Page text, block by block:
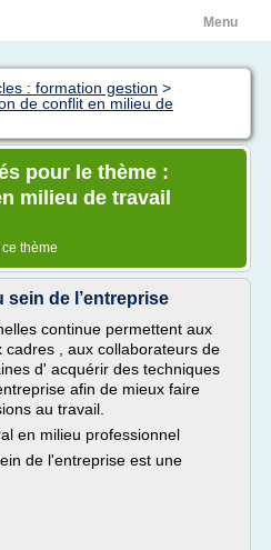
Menu
: formation gestion >
de conflit en milieu de
pour le thème :
milieu de travail
thème
de l’entreprise
continue permettent aux
, aux collaborateurs de
d' acquérir des techniques
afin de mieux faire
au travail.
en milieu professionnel
de l'entreprise est une